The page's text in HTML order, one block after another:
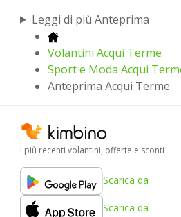
Leggi di più Anteprima
Volantini Acqui Terme
Sport e Moda Acqui
Anteprima Acqui Terme
I più recenti volantini, offerte e sconti
Scarica da
Scarica da